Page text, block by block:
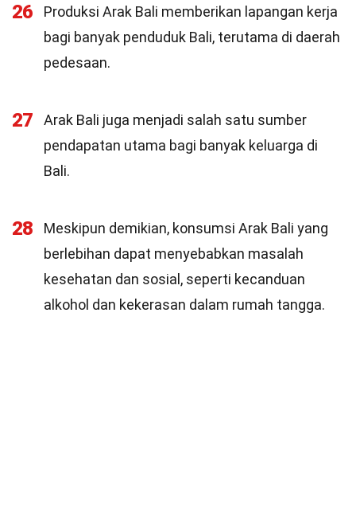
26
Produksi Arak Bali memberikan lapangan kerja
bagi banyak penduduk Bali, terutama di daerah
pedesaan.
27
Arak Bali juga menjadi salah satu sumber
pendapatan utama bagi banyak keluarga di
Bali.
28
Meskipun demikian, konsumsi Arak Bali yang
berlebihan dapat menyebabkan masalah
kesehatan dan sosial, seperti kecanduan
alkohol dan kekerasan dalam rumah tangga.